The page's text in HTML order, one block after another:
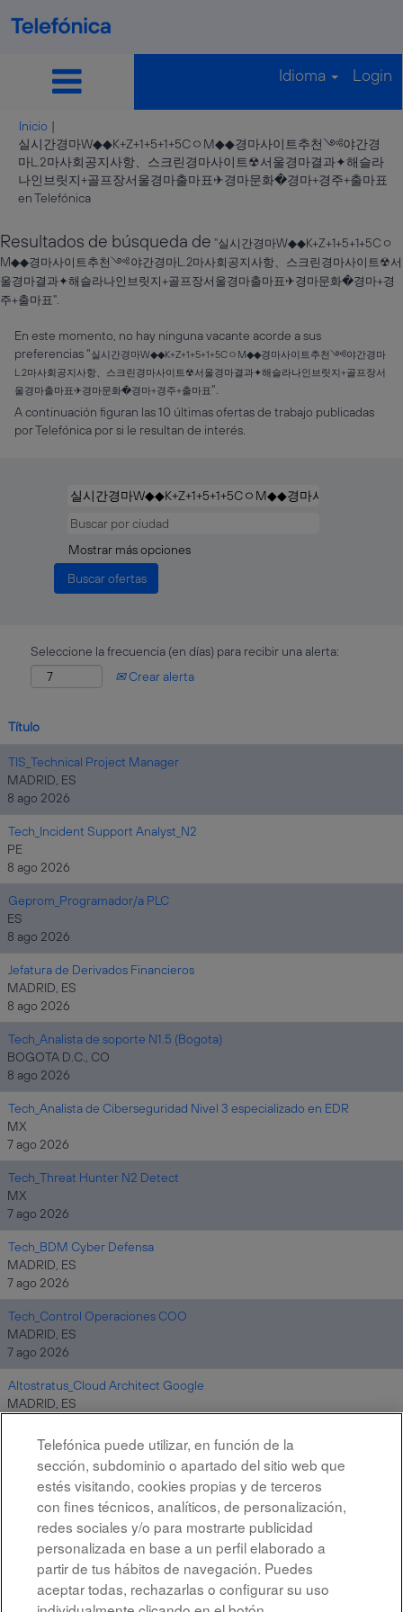
Idioma Login
Inicio |
실시간경마W◆◆K+Z+1+5+1+5CㅇM◆◆경마사이트추천༺야간경
마L.2마사회공지사항、스크린경마사이트☢서울경마결과✦해슬라
나인브릿지+골프장서울경마출마표✈경마문화�경마+경주+출마표
en Telefónica(página
Resultados de búsqueda de "실시간경마W◆◆K+Z+1+5+1+5Cㅇ
M◆◆경마사이트추천༺야간경마L.2마사회공지사항、스크린경마사이트☢서
울경마결과✦해슬라나인브릿지+골프장서울경마출마표✈경마문화�경마+경
주+출마표".
En este momento, no hay ninguna vacante acorde a sus
preferencias "실시간경마W◆◆K+Z+1+5+1+5CㅇM◆◆경마사이트추천༺야간경마
L.2마사회공지사항、스크린경마사이트☢서울경마결과✦해슬라나인브릿지+골프장서
울경마출마표✈경마문화�경마+경주+출마표".
A continuación figuran las 10 últimas ofertas de trabajo publicadas
por Telefónica por si le resultan de interés.
Mostrar más opciones
Seleccione la frecuencia (en días) para recibir una alerta:
Crear alerta
Título
TIS_Technical Project Manager
MADRID, ES
8 ago 2026
Tech_Incident Support Analyst_N2
PE
8 ago 2026
Geprom_Programador/a PLC
ES
8 ago 2026
Jefatura de Derivados Financieros
MADRID, ES
8 ago 2026
Tech_Analista de soporte N1.5 (Bogota)
BOGOTA D.C., CO
8 ago 2026
Tech_Analista de Ciberseguridad Nivel 3 especializado en EDR
MX
7 ago 2026
Tech_Threat Hunter N2 Detect
MX
7 ago 2026
Tech_BDM Cyber Defensa
MADRID, ES
7 ago 2026
Tech_Control Operaciones COO
MADRID, ES
7 ago 2026
Altostratus_Cloud Architect Google
MADRID, ES
Resultados
Telefónica puede utilizar, en función de la
sección, subdominio o apartado del sitio web que
estés visitando, cookies propias y de terceros
con fines técnicos, analíticos, de personalización,
redes sociales y/o para mostrarte publicidad
personalizada en base a un perfil elaborado a
partir de tus hábitos de navegación. Puedes
aceptar todas, rechazarlas o configurar su uso